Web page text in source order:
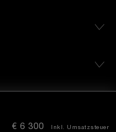
€ 6 300 Inkl. Umsatzsteuer